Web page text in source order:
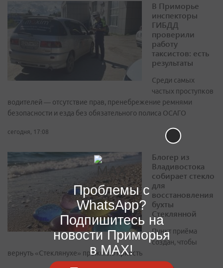
В Приморье
инспекторы
ГИБДД
проверили
работу
таксистов: есть
результаты
Среди самых
частых проступков
водителей — отсутствие прав, пренебрежение ремнями
безопасности и езда без обязательного полиса ОСАГО
сегодня, 17:08
Блогер из
Владивостока
собирает стекло
для
восстановления
бухты
Стеклянной
Пункт приёма
создан, чтобы
вернуть «Стеклянухе» прежнюю яркость
Проблемы с
WhatsApp?
Подпишитесь на
новости Приморья
в MAX!